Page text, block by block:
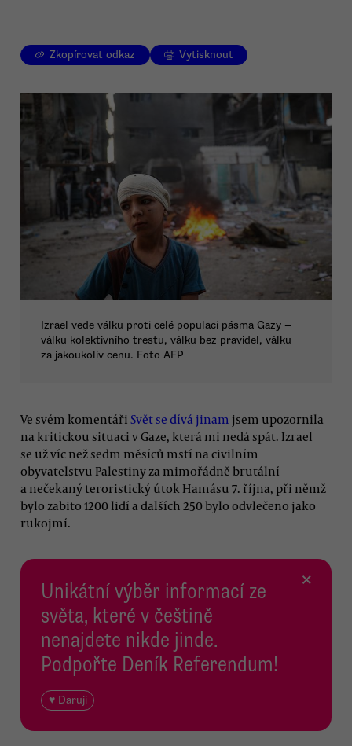
Zkopírovat odkaz Vytisknout
Izrael vede válku proti celé populaci pásma Gazy —
válku kolektivního trestu, válku bez pravidel, válku
za jakoukoliv cenu. Foto AFP
Ve svém komentáři Svět se dívá jinam jsem upozornila
na kritickou situaci v Gaze, která mi nedá spát. Izrael
se už víc než sedm měsíců mstí na civilním
obyvatelstvu Palestiny za mimořádně brutální
a nečekaný teroristický útok Hamásu 7. října, při němž
bylo zabito 1200 lidí a dalších 250 bylo odvlečeno jako
rukojmí.
Unikátní výběr informací ze
světa, které v češtině
nenajdete nikde jinde.
Podpořte Deník Referendum!
♥ Daruji
×